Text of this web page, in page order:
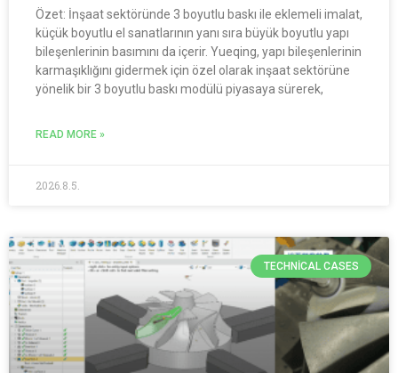
Özet: İnşaat sektöründe 3 boyutlu baskı ile eklemeli imalat,
küçük boyutlu el sanatlarının yanı sıra büyük boyutlu yapı
bileşenlerinin basımını da içerir. Yueqing, yapı bileşenlerinin
karmaşıklığını gidermek için özel olarak inşaat sektörüne
yönelik bir 3 boyutlu baskı modülü piyasaya sürerek,
READ MORE »
2026.8.5.
TECHNICAL CASES